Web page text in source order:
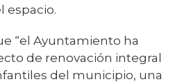
espacio.
“el Ayuntamiento ha
de renovación integral
del municipio, una